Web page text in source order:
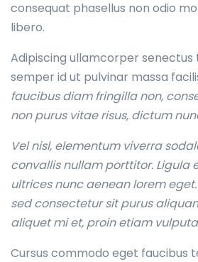
consequat phasellus non odio
libero.
Adipiscing ullamcorper senectus
semper id ut pulvinar massa
faucibus diam fringilla non,
non purus vitae risus, dictum
Vel nisl, elementum viverra
convallis nullam porttitor. Ligula
ultrices nunc aenean lorem
sed consectetur sit purus
aliquet mi et, proin etiam
Cursus commodo eget faucibus